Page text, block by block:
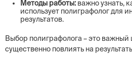
Методы работы: важно узнать,
использует полиграфолог для
результатов.
Выбор полиграфолога – это
существенно повлиять на